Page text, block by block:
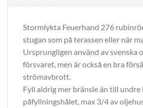
Stormlykta Feuerhand 276
stugan som på terassen eller när
Ursprungligen använd av svenska
försvaret, men är också en bra
strömavbrott.
Fyll aldrig mer bränsle än till undre
påfyllningshålet, max 3/4 av